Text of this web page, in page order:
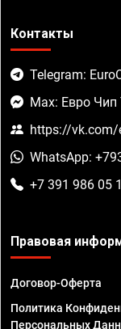
Контакты
Telegram:
Max: Евро
https://vk.com/
WhatsApp:
+7 391 986 05
Правовая
Договор-Оферта
Политика
Персональных